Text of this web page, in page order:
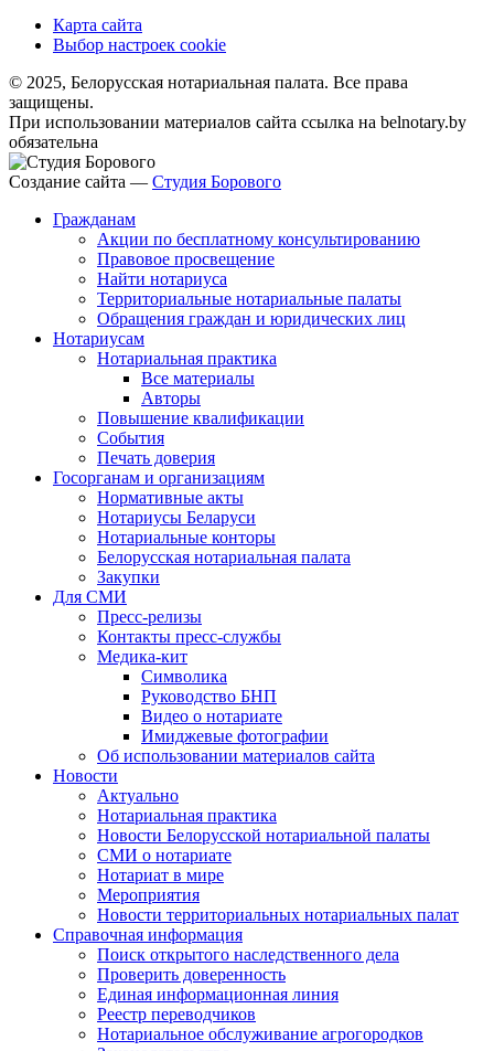
Карта сайта
Выбор настроек cookie
© 2025, Белорусская нотариальная палата. Все права
защищены.
При использовании материалов сайта ссылка на belnotary.by
обязательна
Создание сайта — Студия Борового
Гражданам
Акции по бесплатному консультированию
Правовое просвещение
Найти нотариуса
Территориальные нотариальные палаты
Обращения граждан и юридических лиц
Нотариусам
Нотариальная практика
Все материалы
Авторы
Повышение квалификации
События
Печать доверия
Госорганам и организациям
Нормативные акты
Нотариусы Беларуси
Нотариальные конторы
Белорусская нотариальная палата
Закупки
Для СМИ
Пресс-релизы
Контакты пресс-службы
Медика-кит
Символика
Руководство БНП
Видео о нотариате
Имиджевые фотографии
Об использовании материалов сайта
Новости
Актуально
Нотариальная практика
Новости Белорусской нотариальной палаты
СМИ о нотариате
Нотариат в мире
Мероприятия
Новости территориальных нотариальных палат
Справочная информация
Поиск открытого наследственного дела
Проверить доверенность
Единая информационная линия
Реестр переводчиков
Нотариальное обслуживание агрогородков